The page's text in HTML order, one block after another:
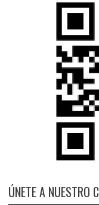
ÚNETE A NUESTRO